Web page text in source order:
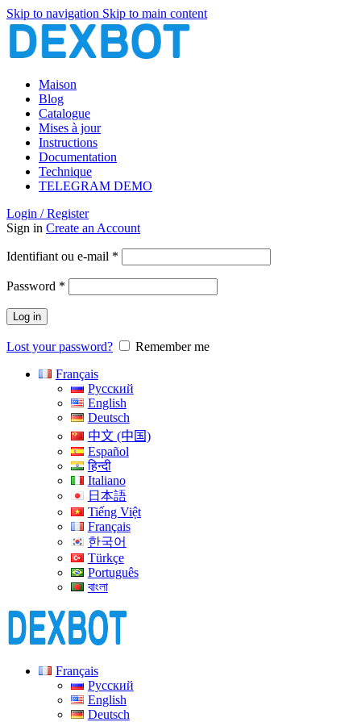
Skip to navigation Skip to main content
Maison
Blog
Catalogue
Mises à jour
Instructions
Documentation
Technique
TELEGRAM DEMO
Login / Register
Sign in Create an Account
Identifiant ou e-mail *
Password *
Log in
Lost your password?
Remember me
Français
Русский
English
Deutsch
中文 (中国)
Español
हिन्दी
Italiano
日本語
Tiếng Việt
Français
한국어
Türkçe
Português
বাংলা
Français
Русский
English
Deutsch